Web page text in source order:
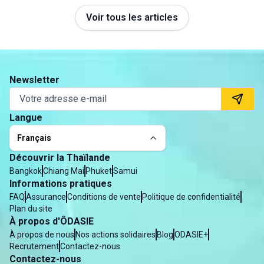
Voir tous les articles
Newsletter
Langue
Français
Découvrir la Thaïlande
BangkokChiang Mai PhuketSamui
Informations pratiques
FAQAssuranceConditions de vente Politique de confidentialité
Plan du site
À propos d'ÔDASIE
À propos de nous Nos actions solidaires BlogODASIE+
RecrutementContactez-nous
Contactez-nous